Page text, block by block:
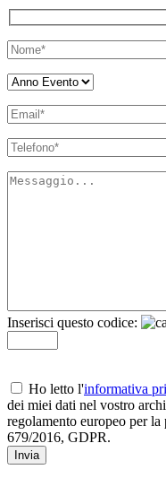
Inserisci questo codice:
Ho letto l'informativa
dei miei dati nel vostro
regolamento europeo per
679/2016, GDPR.